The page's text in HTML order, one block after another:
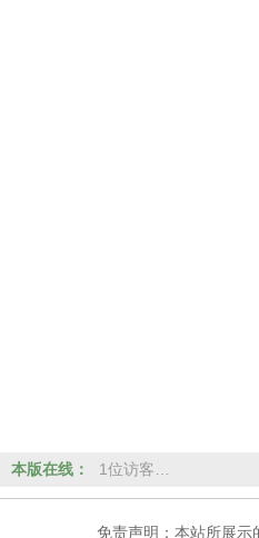
本版在线： 1位访客…
免责声明：本站所展示